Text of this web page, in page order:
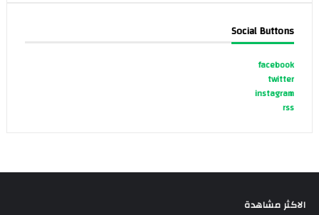
Social Buttons
facebook
twitter
instagram
rss
الاكثر مشاهدة